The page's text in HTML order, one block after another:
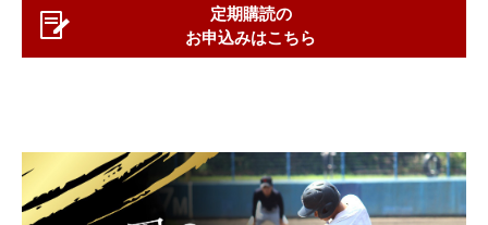
定期購読の
お申込みはこちら